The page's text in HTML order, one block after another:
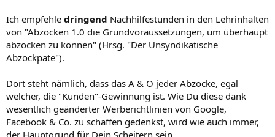
Ich empfehle dringend Nachhilfestunden in den Lehrinhalten
von "Abzocken 1.0 die Grundvoraussetzungen, um überhaupt
abzocken zu können" (Hrsg. "Der Unsyndikatische
Abzockpate").
Dort steht nämlich, dass das A & O jeder Abzocke, egal
welcher, die "Kunden"-Gewinnung ist. Wie Du diese dank
wesentlich geänderter Werberichtlinien von Google,
Facebook & Co. zu schaffen gedenkst, wird wie auch immer,
der Hauptgrund für Dein Scheitern sein.